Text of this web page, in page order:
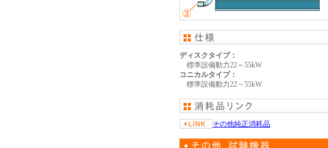
ディスクタイプ：
標準設備動力22～55kW
コニカルタイプ：
標準設備動力22～55kW
その他純正消耗品